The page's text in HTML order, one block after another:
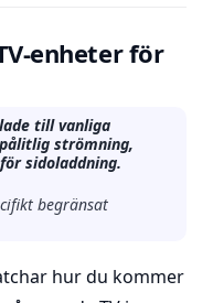
enheter för
till vanliga
strömning,
sidoladdning.
begränsat
hur du kommer